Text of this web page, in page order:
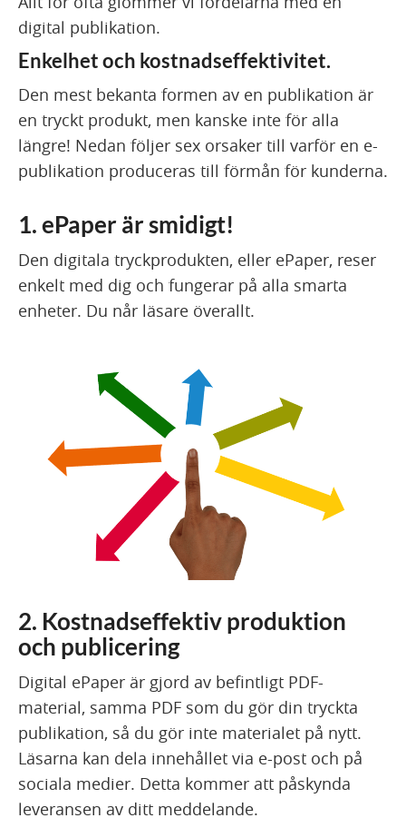
digital publikation.
Enkelhet och kostnadseffektivitet.
Den mest bekanta formen av en publikation är
en tryckt produkt, men kanske inte för alla
längre! Nedan följer sex orsaker till varför en e-
publikation produceras till förmån för kunderna.
1. ePaper är smidigt!
Den digitala tryckprodukten, eller ePaper, reser
enkelt med dig och fungerar på alla smarta
enheter. Du når läsare överallt.
2. Kostnadseffektiv produktion
och publicering
Digital ePaper är gjord av befintligt PDF-
material, samma PDF som du gör din tryckta
publikation, så du gör inte materialet på nytt.
Läsarna kan dela innehållet via e-post och på
sociala medier. Detta kommer att påskynda
leveransen av ditt meddelande.